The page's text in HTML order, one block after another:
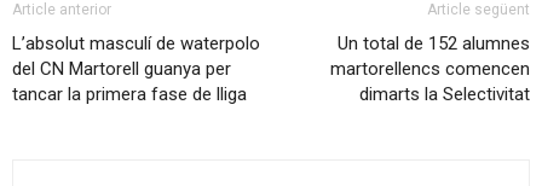
Article anterior
L’absolut masculí de waterpolo
del CN Martorell guanya per
tancar la primera fase de lliga
Article següent
Un total de 152 alumnes
martorellencs comencen
dimarts la Selectivitat